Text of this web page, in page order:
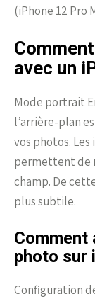
(iPhone 12 Pro
avec un
Mode portrait
l’arrière-plan
vos photos.
permettent de
champ. De
plus subtile.
Comment
photo sur
Configuration